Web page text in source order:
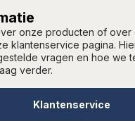
onze producten of over
klantenservice pagina.
vragen en hoe we
verder.
Klantenservice